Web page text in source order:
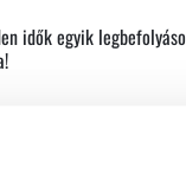
idők egyik
mesélik el, akik akár az